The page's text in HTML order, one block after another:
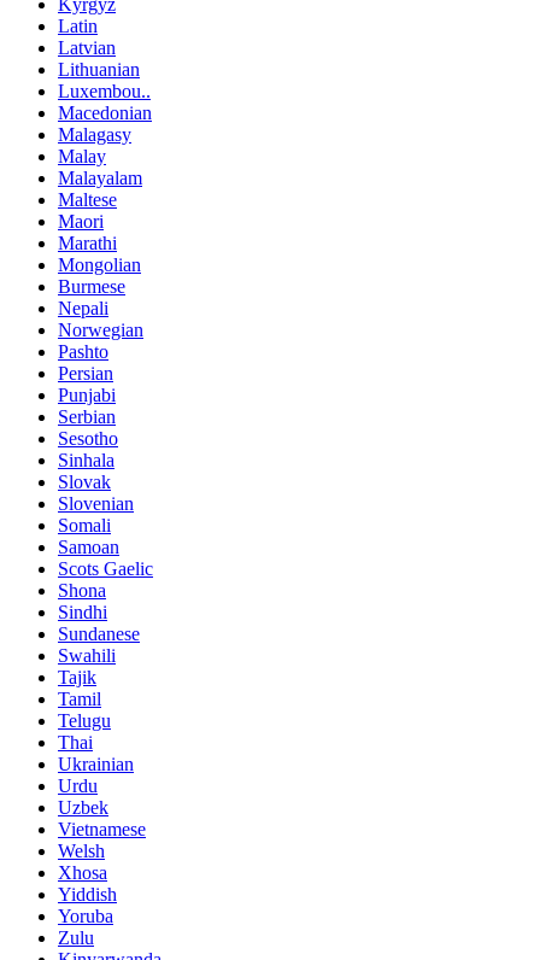
Kyrgyz
Latin
Latvian
Lithuanian
Luxembou..
Macedonian
Malagasy
Malay
Malayalam
Maltese
Maori
Marathi
Mongolian
Burmese
Nepali
Norwegian
Pashto
Persian
Punjabi
Serbian
Sesotho
Sinhala
Slovak
Slovenian
Somali
Samoan
Scots Gaelic
Shona
Sindhi
Sundanese
Swahili
Tajik
Tamil
Telugu
Thai
Ukrainian
Urdu
Uzbek
Vietnamese
Welsh
Xhosa
Yiddish
Yoruba
Zulu